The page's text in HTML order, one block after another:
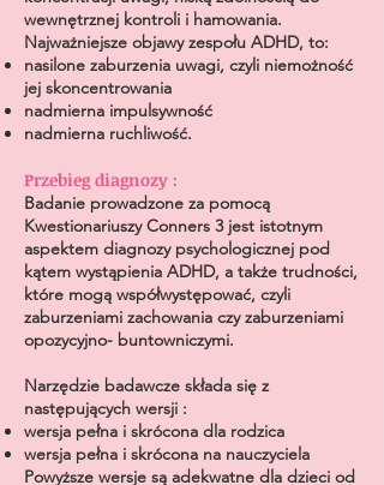
wewnętrznej kontroli i hamowania.
Najważniejsze objawy zespołu ADHD, to:
nasilone zaburzenia uwagi, czyli niemożność
jej skoncentrowania
nadmierna impulsywność
nadmierna ruchliwość.
Przebieg diagnozy :
Badanie prowadzone za pomocą
KwestionariuszyConners 3 jest istotnym
aspektem diagnozy psychologicznej pod
kątem wystąpienia ADHD, a także trudności,
które mogą współwystępować, czyli
zaburzeniami zachowania czy zaburzeniami
opozycyjno- buntowniczymi.
Narzędzie badawcze składa się z
następujących wersji :
wersja pełna i skrócona dla rodzica
wersja pełna i skrócona na nauczyciela
Powyższe wersje są adekwatne dla dzieci od